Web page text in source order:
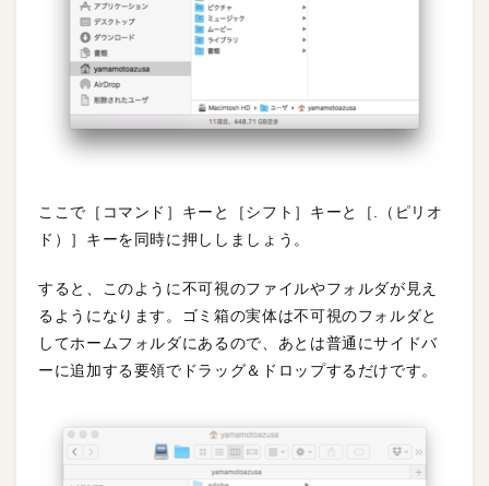
ここで［コマンド］キーと［シフト］キーと［.（ピリオ
ド）］キーを同時に押ししましょう。
すると、このように不可視のファイルやフォルダが見え
るようになります。ゴミ箱の実体は不可視のフォルダと
してホームフォルダにあるので、あとは普通にサイドバ
ーに追加する要領でドラッグ＆ドロップするだけです。